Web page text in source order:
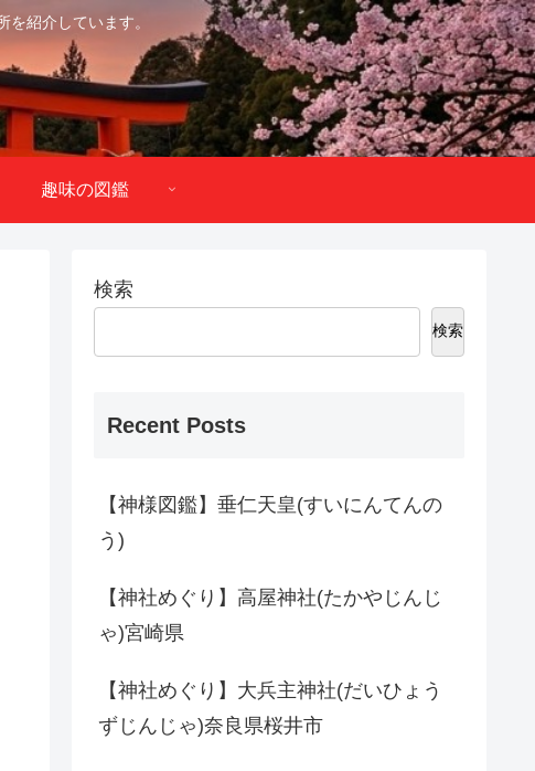
紹介しています。
趣味の図鑑
検索
検索
Recent Posts
【神様図鑑】垂仁天皇(すいにんてんの
う)
【神社めぐり】高屋神社(たかやじんじ
ゃ)宮崎県
【神社めぐり】大兵主神社(だいひょう
ずじんじゃ)奈良県桜井市